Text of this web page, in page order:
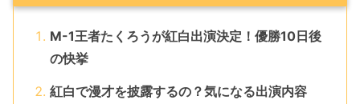
M-1王者たくろうが紅白出演決定！優勝10日後
の快挙
紅白で漫才を披露するの？気になる出演内容